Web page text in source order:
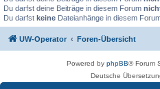
Du darfst deine Beiträge in diesem Forum
Du darfst keine Dateianhänge in diesem
UW-Operator Foren-Übersicht
Powered by phpBB® Forum
Deutsche